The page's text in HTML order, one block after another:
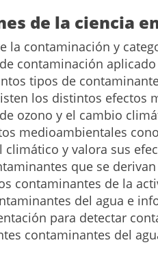
de la ciencia
la contaminación y
contaminación
tipos de
los distintos efectos
ozono y el cambio
medioambientales
climático y valora sus
que se
contaminantes de la
del agua e
para detectar
contaminantes del